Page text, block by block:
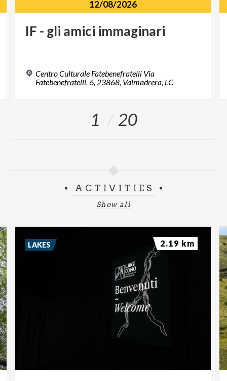
12/08/2026
IF - gli amici immaginari
Centro Culturale Fatebenefratelli Via
Fatebenefratelli, 6, 23868, Valmadrera, LC
1 20
ACTIVITIES
Show all
LAKES 2.19 km